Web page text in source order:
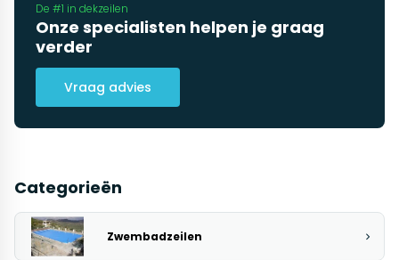
De #1 in dekzeilen
Onze specialisten helpen je graag
verder
Vraag advies
Categorieën
Zwembadzeilen